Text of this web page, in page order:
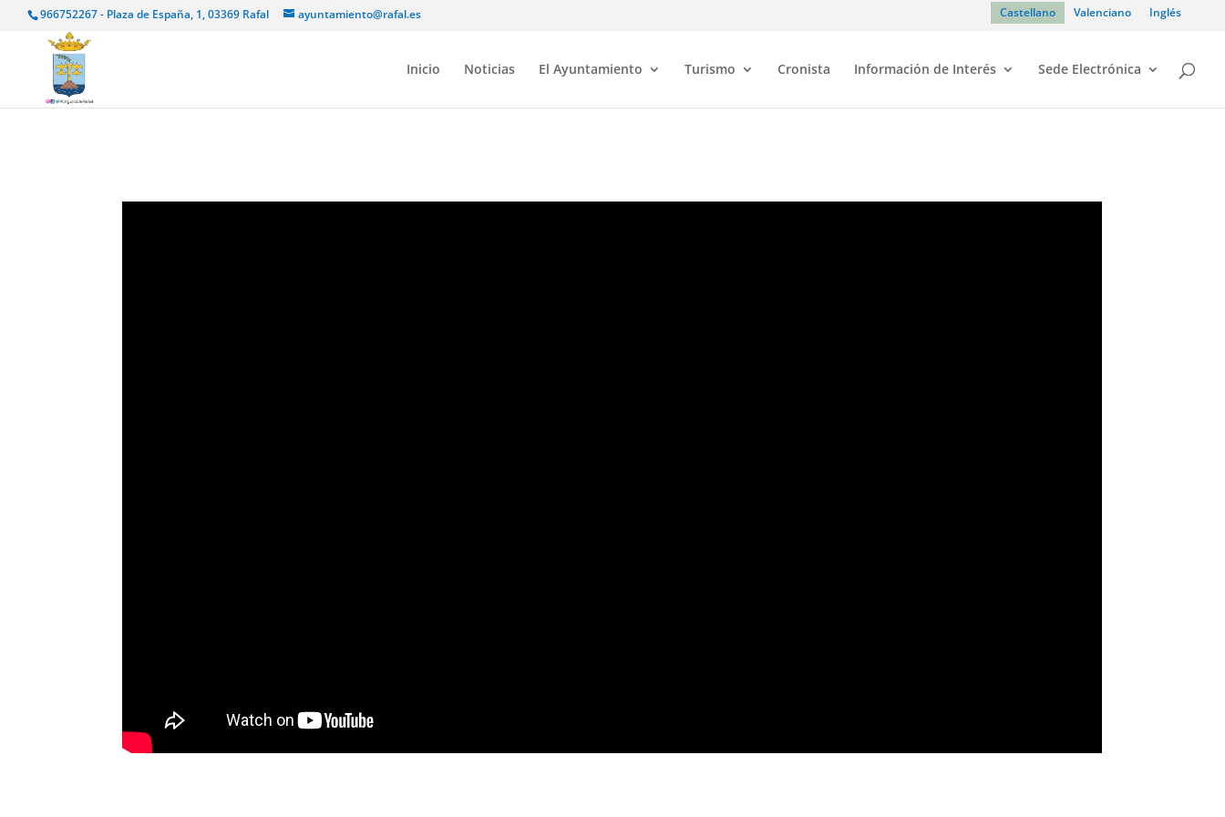
966752267 - Plaza de España, 1, 03369 Rafal ayuntamiento@rafal.es Castellano Valenciano Inglés
Inicio Noticias El Ayuntamiento Turismo Cronista Información de Interés Sede Electrónica